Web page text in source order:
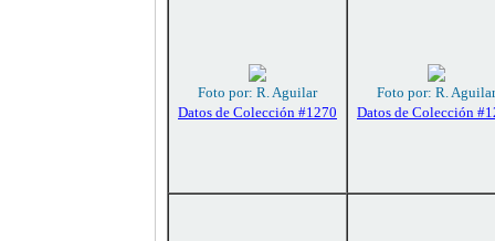
Foto por: R. Aguilar
Datos de Colección #1270
Foto por: R. Aguilar
Datos de Colección